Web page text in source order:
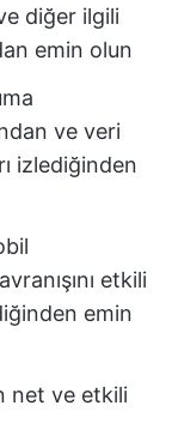
diğer ilgili
emin olun
ve veri
izlediğinden
etkili
emin
net ve etkili